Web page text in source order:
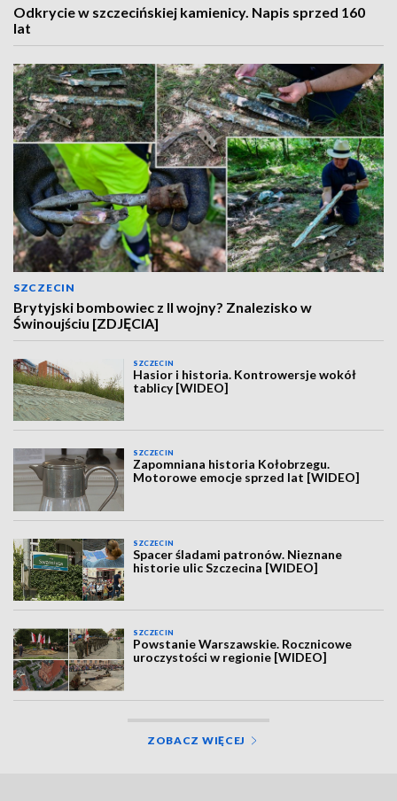
Odkrycie w szczecińskiej kamienicy. Napis sprzed 160
lat
SZCZECIN
Brytyjski bombowiec z II wojny? Znalezisko w
Świnoujściu [ZDJĘCIA]
SZCZECIN
Hasior i historia. Kontrowersje wokół
tablicy [WIDEO]
SZCZECIN
Zapomniana historia Kołobrzegu.
Motorowe emocje sprzed lat [WIDEO]
SZCZECIN
Spacer śladami patronów. Nieznane
historie ulic Szczecina [WIDEO]
SZCZECIN
Powstanie Warszawskie. Rocznicowe
uroczystości w regionie [WIDEO]
ZOBACZ WIĘCEJ